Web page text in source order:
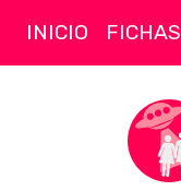
INICIO FICHAS